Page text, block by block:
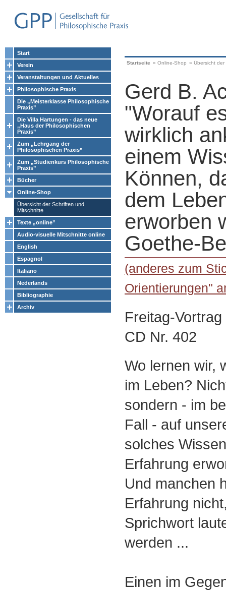
Start
Verein
Veranstaltungen und Aktuelles
Philosophische Praxis
Die „Meisterklasse Philosophische
Praxis”
Die Villa Hartungen - das neue
„Haus der Philosophischen
Praxis”
Zum „Lehrgang der
Philosophischen Praxis”
Zum „Studienkurs Philosophische
Praxis”
Bücher
Online-Shop
Übersicht der Schriften und
Mitschnitte
Texte „online”
Audio-visuelle Mitschnitte online
English
Espagnol
Italiano
Nederlands
Bibliographie
Archiv
Startseite » Online-Shop » Übersicht
Gerd B.
"Worauf
wirklich
einem
Können,
dem
erworben
Goethe-
(anderes zum
Orientierungen"
Freitag-
CD Nr. 402
Wo lernen wir,
im Leben?
sondern - im
Fall - auf
solches
Erfahrung
Und manchen
Erfahrung
Sprichwort
werden ...
Einen im